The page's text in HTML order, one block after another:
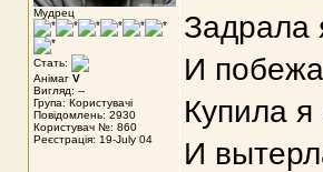
Мудрец
Стать:
Анімаг V
Вигляд: --
Група: Користувачі
Повідомлень: 2930
Користувач №: 860
Реєстрація: 19-July 04
Задрала
И
Купила я
И